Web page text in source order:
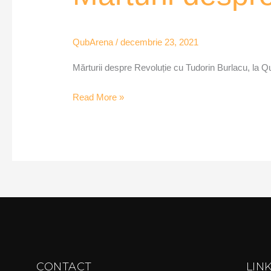
QubArena /decembrie 23, 2021
Mărturii despre Revoluție cu Tudorin Burlacu, la
QubArena
Read More »
CONTACT